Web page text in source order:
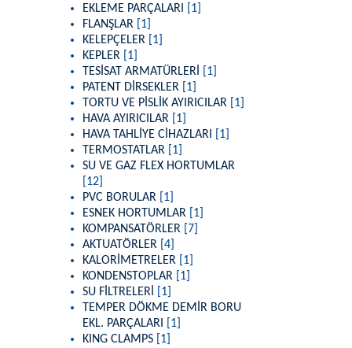
EKLEME PARÇALARI
[1]
FLANŞLAR
[1]
KELEPÇELER
[1]
KEPLER
[1]
TESİSAT ARMATÜRLERİ
[1]
PATENT DİRSEKLER
[1]
TORTU VE PİSLİK AYIRICILAR
[1]
HAVA AYIRICILAR
[1]
HAVA TAHLİYE CİHAZLARI
[1]
TERMOSTATLAR
[1]
SU VE GAZ FLEX HORTUMLAR
[12]
PVC BORULAR
[1]
ESNEK HORTUMLAR
[1]
KOMPANSATÖRLER
[7]
AKTUATÖRLER [4]
KALORİMETRELER
[1]
KONDENSTOPLAR
[1]
SU FİLTRELERİ
[1]
TEMPER DÖKME DEMİR BORU
EKL. PARÇALARI
[1]
KING CLAMPS
[1]